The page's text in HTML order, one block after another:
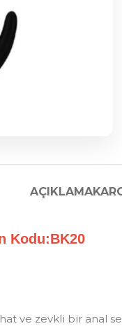
AÇIKLAMA
Kodu:BK20
ve zevkli bir anal